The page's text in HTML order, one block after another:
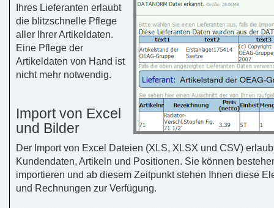
Ihres Lieferanten erlaubt
die blitzschnelle Pflege
aller Ihrer Artikeldaten.
Eine Pflege der
Artikeldaten von Hand ist
nicht mehr notwendig.
Import von Excel
und Bilder
Der Import von Excel Dateien (XLS, XLSX und CSV)
Kundendaten, Artikeln und Positionen. Sie können
importieren und ab diesem Zeitpunkt stehen Ihnen diese
und Rechnungen zur Verfügung.